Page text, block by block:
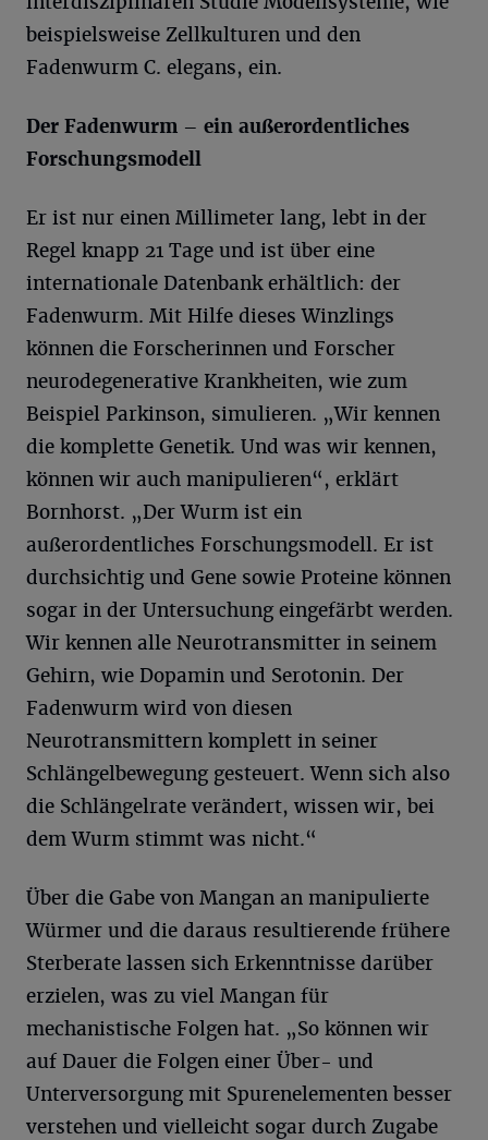
beispielsweise Zellkulturen und den
Fadenwurm C. elegans, ein.
Der Fadenwurm – ein außerordentliches
Forschungsmodell
Er ist nur einen Millimeter lang, lebt in der
Regel knapp 21 Tage und ist über eine
internationale Datenbank erhältlich: der
Fadenwurm. Mit Hilfe dieses Winzlings
können die Forscherinnen und Forscher
neurodegenerative Krankheiten, wie zum
Beispiel Parkinson, simulieren. „Wir kennen
die komplette Genetik. Und was wir kennen,
können wir auch manipulieren“, erklärt
Bornhorst. „Der Wurm ist ein
außerordentliches Forschungsmodell. Er ist
durchsichtig und Gene sowie Proteine können
sogar in der Untersuchung eingefärbt werden.
Wir kennen alle Neurotransmitter in seinem
Gehirn, wie Dopamin und Serotonin. Der
Fadenwurm wird von diesen
Neurotransmittern komplett in seiner
Schlängelbewegung gesteuert. Wenn sich also
die Schlängelrate verändert, wissen wir, bei
dem Wurm stimmt was nicht.“
Über die Gabe von Mangan an manipulierte
Würmer und die daraus resultierende frühere
Sterberate lassen sich Erkenntnisse darüber
erzielen, was zu viel Mangan für
mechanistische Folgen hat. „So können wir
auf Dauer die Folgen einer Über- und
Unterversorgung mit Spurenelementen besser
verstehen und vielleicht sogar durch Zugabe